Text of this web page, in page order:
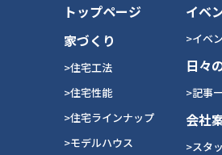
トップページ
家づくり
>住宅工法
>住宅性能
>住宅ラインナップ
>モデルハウス
イベ
>イベ
日々
>記事
会社
>スタ